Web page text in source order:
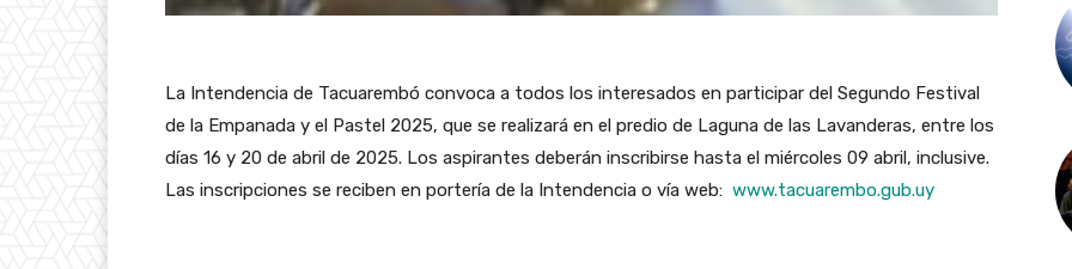
La Intendencia de Tacuarembó convoca a todos los interesados en participar del Segundo Festival
de la Empanada y el Pastel 2025, que se realizará en el predio de Laguna de las Lavanderas, entre los
días 16 y 20 de abril de 2025. Los aspirantes deberán inscribirse hasta el miércoles 09 abril, inclusive.
Las inscripciones se reciben en portería de la Intendencia o vía web: www.tacuarembo.gub.uy